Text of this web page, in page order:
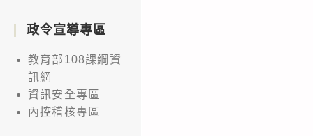
政令宣導專區
教育部108課綱資
訊網
資訊安全專區
內控稽核專區